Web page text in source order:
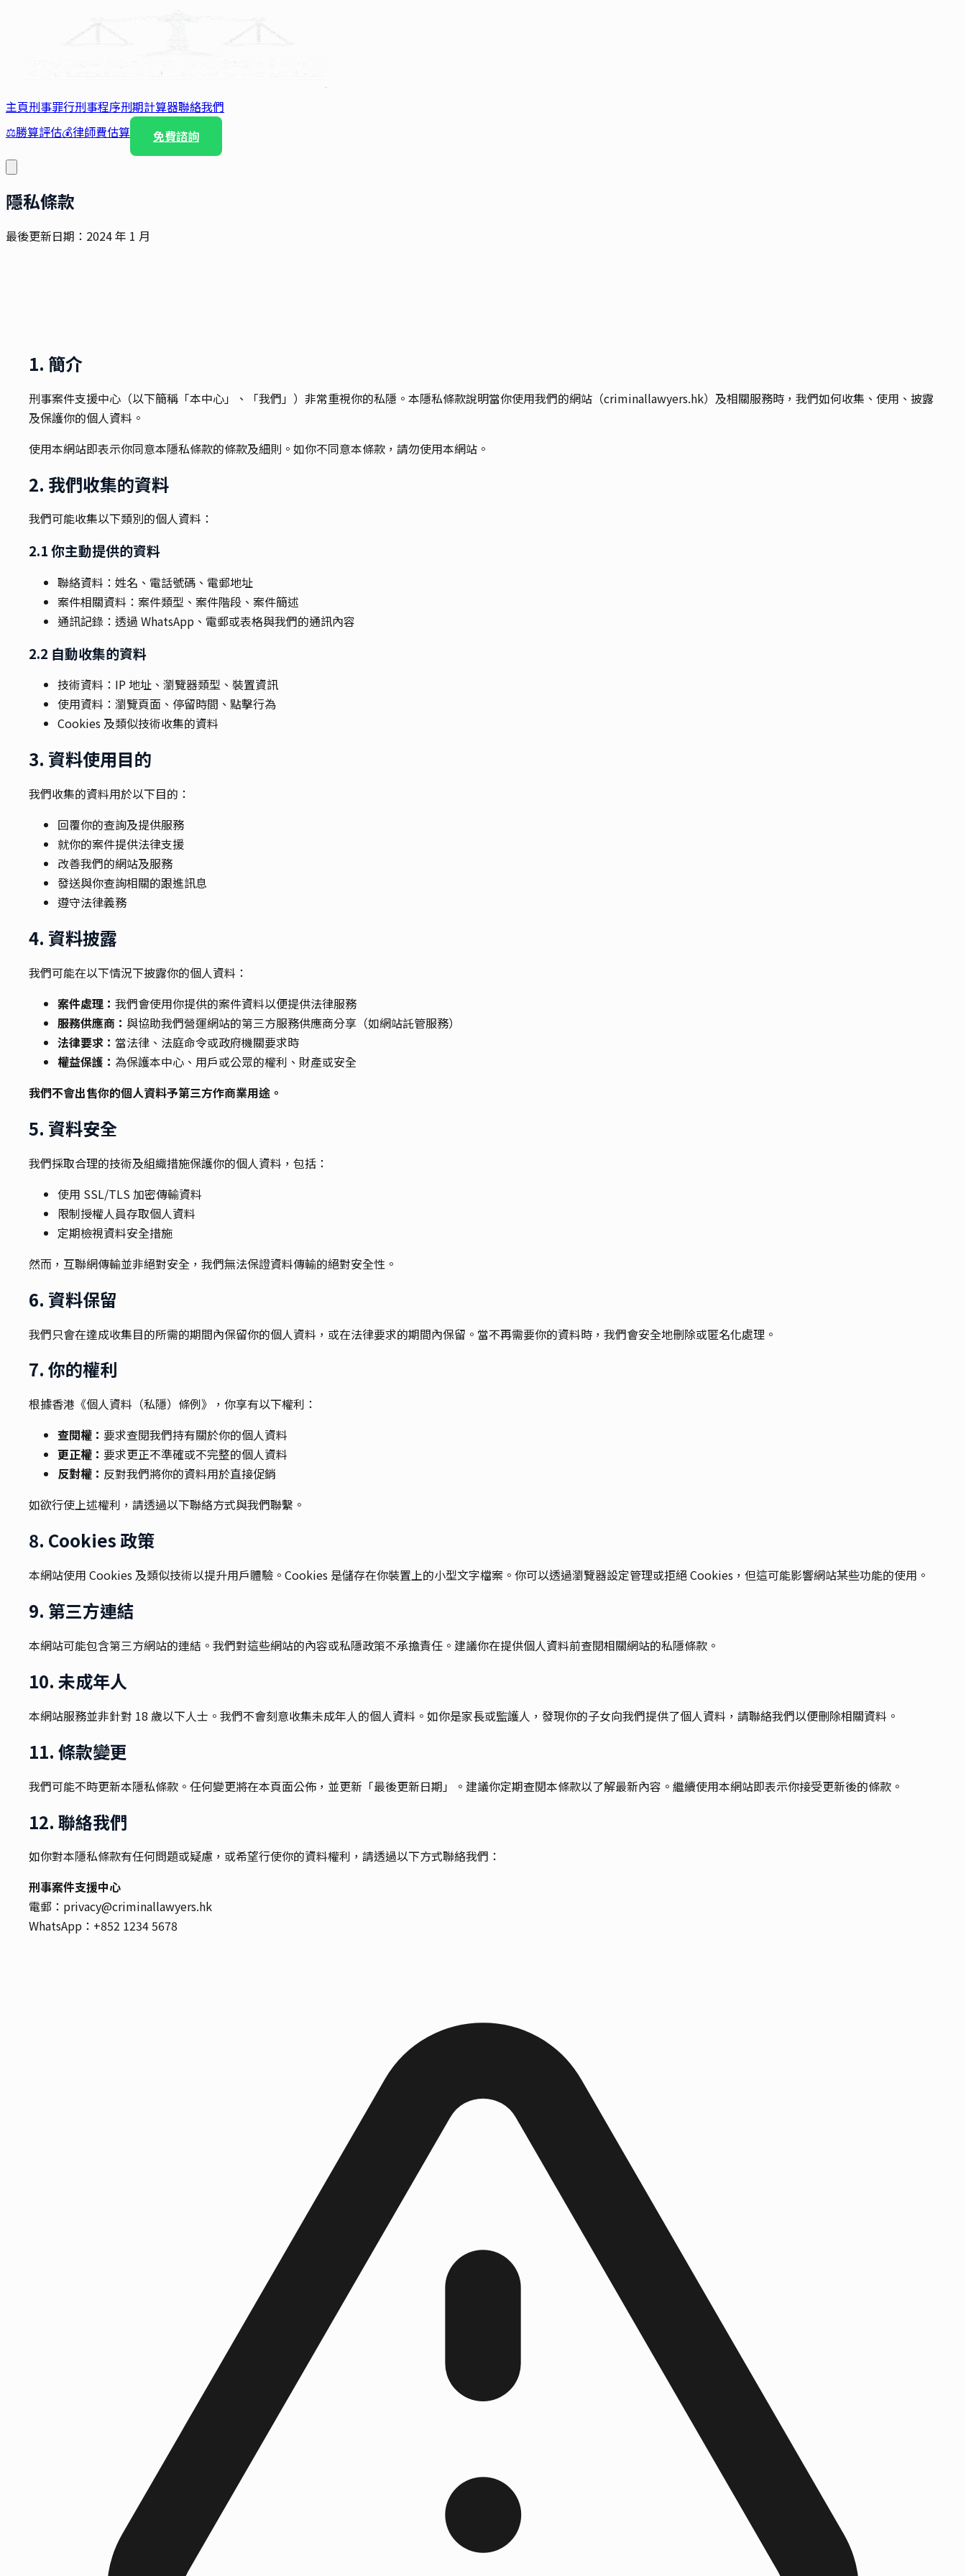
主頁刑事罪行刑事程序刑期計算器聯絡我們
⚖️勝算評估💰律師費估算 免費諮詢
隱私條款
最後更新日期：2024 年 1 月
1. 簡介
刑事案件支援中心（以下簡稱「本中心」、「我們」）非常重視你的私隱。本隱私條款說明當你使用我們的網站（criminallawyers.hk）及相關服務時，我們如何收集、使用、披露
及保護你的個人資料。
使用本網站即表示你同意本隱私條款的條款及細則。如你不同意本條款，請勿使用本網站。
2. 我們收集的資料
我們可能收集以下類別的個人資料：
2.1 你主動提供的資料
聯絡資料：姓名、電話號碼、電郵地址
案件相關資料：案件類型、案件階段、案件簡述
通訊記錄：透過 WhatsApp、電郵或表格與我們的通訊內容
2.2 自動收集的資料
技術資料：IP 地址、瀏覽器類型、裝置資訊
使用資料：瀏覽頁面、停留時間、點擊行為
Cookies 及類似技術收集的資料
3. 資料使用目的
我們收集的資料用於以下目的：
回覆你的查詢及提供服務
就你的案件提供法律支援
改善我們的網站及服務
發送與你查詢相關的跟進訊息
遵守法律義務
4. 資料披露
我們可能在以下情況下披露你的個人資料：
案件處理： 我們會使用你提供的案件資料以便提供法律服務
服務供應商： 與協助我們營運網站的第三方服務供應商分享（如網站託管服務）
法律要求： 當法律、法庭命令或政府機關要求時
權益保護： 為保護本中心、用戶或公眾的權利、財產或安全
我們不會出售你的個人資料予第三方作商業用途。
5. 資料安全
我們採取合理的技術及組織措施保護你的個人資料，包括：
使用 SSL/TLS 加密傳輸資料
限制授權人員存取個人資料
定期檢視資料安全措施
然而，互聯網傳輸並非絕對安全，我們無法保證資料傳輸的絕對安全性。
6. 資料保留
我們只會在達成收集目的所需的期間內保留你的個人資料，或在法律要求的期間內保留。當不再需要你的資料時，我們會安全地刪除或匿名化處理。
7. 你的權利
根據香港《個人資料（私隱）條例》，你享有以下權利：
查閱權： 要求查閱我們持有關於你的個人資料
更正權： 要求更正不準確或不完整的個人資料
反對權： 反對我們將你的資料用於直接促銷
如欲行使上述權利，請透過以下聯絡方式與我們聯繫。
8. Cookies 政策
本網站使用 Cookies 及類似技術以提升用戶體驗。Cookies 是儲存在你裝置上的小型文字檔案。你可以透過瀏覽器設定管理或拒絕 Cookies，但這可能影響網站某些功能的使用。
9. 第三方連結
本網站可能包含第三方網站的連結。我們對這些網站的內容或私隱政策不承擔責任。建議你在提供個人資料前查閱相關網站的私隱條款。
10. 未成年人
本網站服務並非針對 18 歲以下人士。我們不會刻意收集未成年人的個人資料。如你是家長或監護人，發現你的子女向我們提供了個人資料，請聯絡我們以便刪除相關資料。
11. 條款變更
我們可能不時更新本隱私條款。任何變更將在本頁面公佈，並更新「最後更新日期」。建議你定期查閱本條款以了解最新內容。繼續使用本網站即表示你接受更新後的條款。
12. 聯絡我們
如你對本隱私條款有任何問題或疑慮，或希望行使你的資料權利，請透過以下方式聯絡我們：
刑事案件支援中心
電郵：privacy@criminallawyers.hk
WhatsApp：+852 1234 5678